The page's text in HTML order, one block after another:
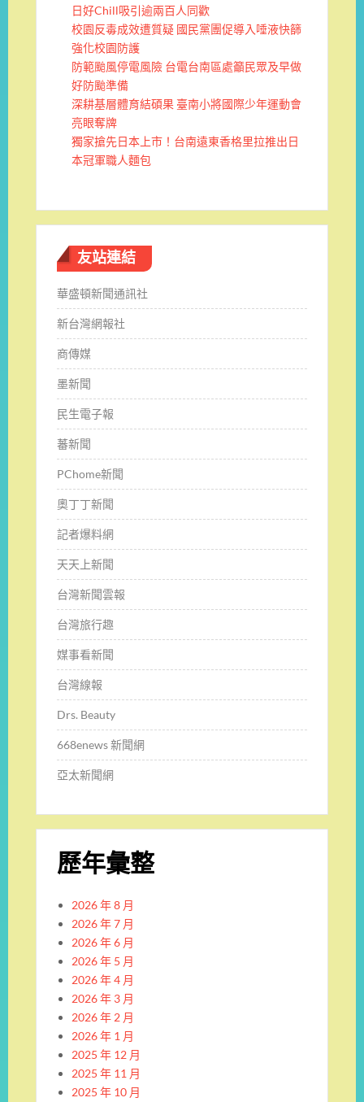
日好Chill吸引逾兩百人同歡
校園反毒成效遭質疑 國民黨團促導入唾液快篩
強化校園防護
防範颱風停電風險 台電台南區處籲民眾及早做
好防颱準備
深耕基層體育結碩果 臺南小將國際少年運動會
亮眼奪牌
獨家搶先日本上市！台南遠東香格里拉推出日
本冠軍職人麵包
友站連結
華盛頓新聞通訊社
新台灣網報社
商傳媒
墨新聞
民生電子報
蕃新聞
PChome新聞
奧丁丁新聞
記者爆料網
天天上新聞
台灣新聞雲報
台灣旅行趣
媒事看新聞
台灣線報
Drs. Beauty
668enews 新聞網
亞太新聞網
歷年彙整
2026 年 8 月
2026 年 7 月
2026 年 6 月
2026 年 5 月
2026 年 4 月
2026 年 3 月
2026 年 2 月
2026 年 1 月
2025 年 12 月
2025 年 11 月
2025 年 10 月